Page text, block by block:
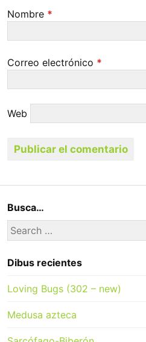
Nombre *
Correo electrónico *
Web
Busca…
Search
for:
Dibus recientes
Loving Bugs (302 – new)
Medusa azteca